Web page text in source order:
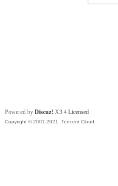
Powered by Discuz! X3.4 Licensed
Copyright © 2001-2021, Tencent Cloud.